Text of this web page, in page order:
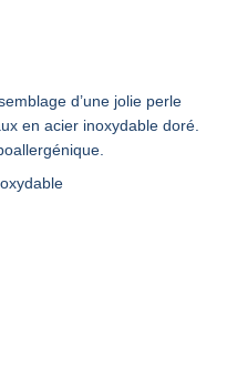
d’une jolie perle
en acier inoxydable doré.